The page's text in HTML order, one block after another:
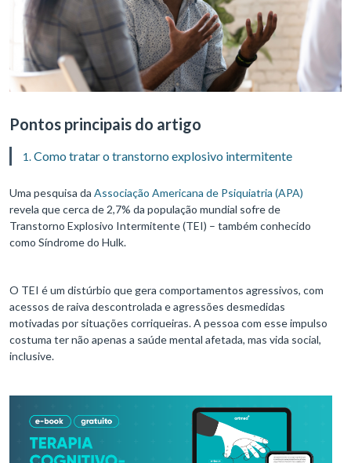
Pontos principais do artigo
Como tratar o transtorno explosivo intermitente
Uma pesquisa da Associação Americana de Psiquiatria (APA)
revela que cerca de 2,7% da população mundial sofre de
Transtorno Explosivo Intermitente (TEI) – também conhecido
como Síndrome do Hulk.
O TEI é um distúrbio que gera comportamentos agressivos, com
acessos de raiva descontrolada e agressões desmedidas
motivadas por situações corriqueiras. A pessoa com esse impulso
costuma ter não apenas a saúde mental afetada, mas vida social,
inclusive.